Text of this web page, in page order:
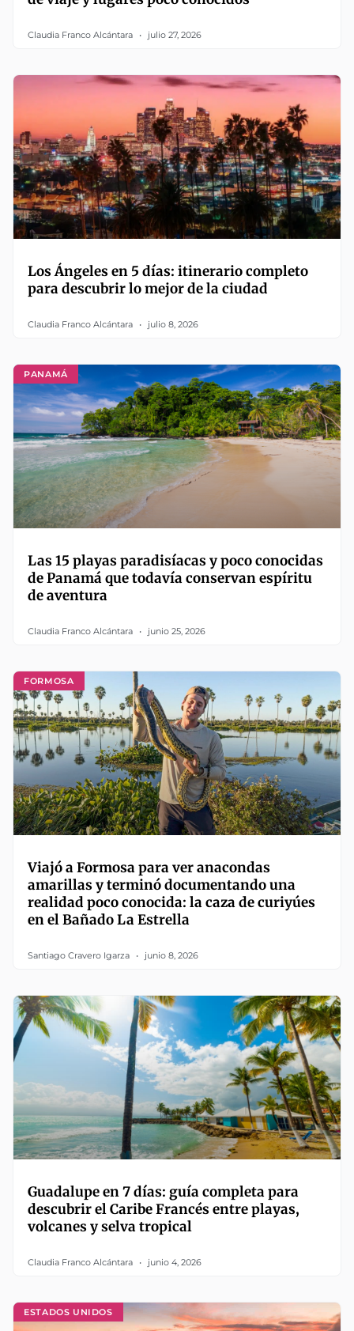
Claudia Franco Alcántara julio 27, 2026
Los Ángeles en 5 días: itinerario completo
para descubrir lo mejor de la ciudad
Claudia Franco Alcántara julio 8, 2026
PANAMÁ
Las 15 playas paradisíacas y poco conocidas
de Panamá que todavía conservan espíritu
de aventura
Claudia Franco Alcántara junio 25, 2026
FORMOSA
Viajó a Formosa para ver anacondas
amarillas y terminó documentando una
realidad poco conocida: la caza de curiyúes
en el Bañado La Estrella
Santiago Cravero Igarza junio 8, 2026
Guadalupe en 7 días: guía completa para
descubrir el Caribe Francés entre playas,
volcanes y selva tropical
Claudia Franco Alcántara junio 4, 2026
ESTADOS UNIDOS